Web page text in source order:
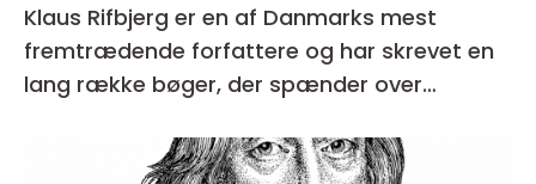
Klaus Rifbjerg er en af Danmarks mest
fremtrædende forfattere og har skrevet en
lang række bøger, der spænder over